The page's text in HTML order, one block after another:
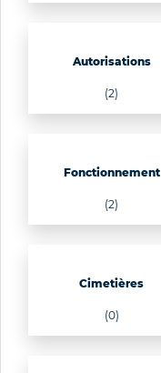
Autorisations
(2)
Fonctionnement
(2)
Cimetières
(0)